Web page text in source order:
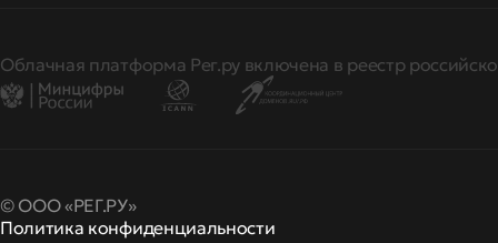
Облачная платформа Рег.ру включена в реестр
© ООО «РЕГ.РУ»
Политика конфиденциальности